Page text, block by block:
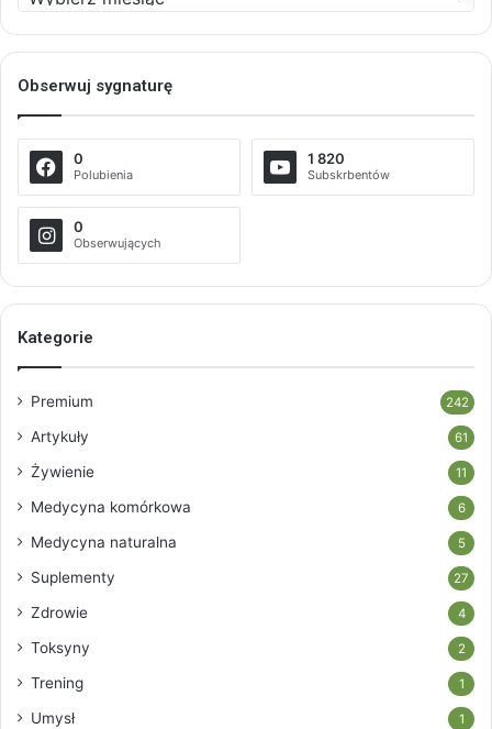
Obserwuj sygnaturę
0
Polubienia
1 820
Subskrbentów
0
Obserwujących
Kategorie
Premium 242
Artykuły 61
Żywienie 11
Medycyna komórkowa 6
Medycyna naturalna 5
Suplementy 27
Zdrowie 4
Toksyny 2
Trening 1
Umysł 1